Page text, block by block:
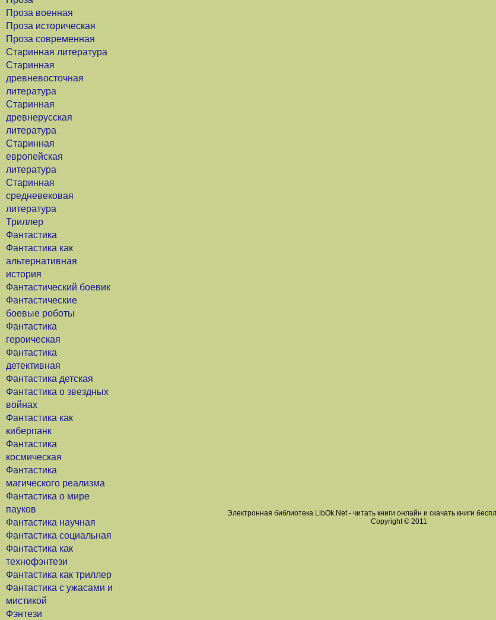
Проза военная
Проза историческая
Проза современная
Старинная литература
Старинная
древневосточная
литература
Старинная
древнерусская
литература
Старинная
европейская
литература
Старинная
средневековая
литература
Триллер
Фантастика
Фантастика как
альтернативная
история
Фантастический боевик
Фантастические
боевые роботы
Фантастика
героическая
Фантастика
детективная
Фантастика детская
Фантастика о звездных
войнах
Фантастика как
киберпанк
Фантастика
космическая
Фантастика
магического реализма
Фантастика о мире
пауков
Фантастика научная
Фантастика социальная
Фантастика как
технофэнтези
Фантастика как триллер
Фантастика с ужасами и
мистикой
Фэнтези
Электронная библиотека LibOk.Net - читать книги онлайн и скачать книги
Copyright © 2011